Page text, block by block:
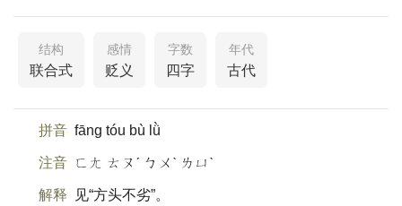
结构
联合式
感情
贬义
字数
四字
年代
古代
拼音 fāng tóu bù lǜ
注音 ㄈㄤ ㄊㄡˊ ㄅㄨˋ ㄌㄩˋ
解释 见“方头不劣”。